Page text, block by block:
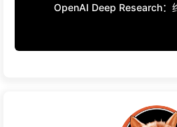
OpenAI Deep Research：